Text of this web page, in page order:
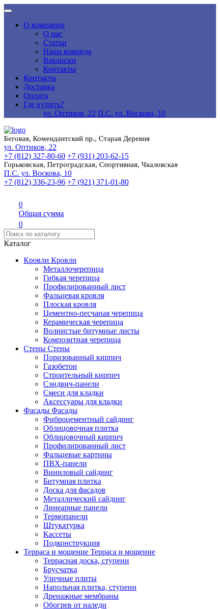
О компании
О нас
Статьи
Наша команда
Вакансии
Контакты
Контакты
Доставка
Оплата
Где купить?
ул. Оптиков, 22 П.С. ул. Воскова, 10
Беговая, Комендантский пр., Старая Деревня
ул. Оптиков, 22
+7 (812) 327-80-60 +7 (931) 203-62-15
Горьковская, Петроградская, Спортивная, Чкаловская
П.С. ул. Воскова, 10
+7 (812) 336-23-96 +7 (921) 371-01-80
0
Общая сумма
0
Каталог
Кровли Кровли
Металлочерепица
Гибкая черепица
Профилированный лист
Фальцевая кровля
Плоская кровля
Цементно-песчаная черепица
Керамическая черепица
Волнистые битумные листы
Композитная черепица
Стены Стены
Поризованный кирпич
Газобетон
Строительный кирпич
Сэндвич-панели
Смеси для кладки
Аксессуары для кладки
Фасады Фасады
Фиброцементный сайдинг
Облицовочная плитка
Облицовочный кирпич
Профилированный лист
Фальцевые картины
ПВХ-панели
Виниловый сайдинг
Битумная плитка
Доска для фасадов
Металлический сайдинг
Линеарные панели
Термопанели
Штукатурка
Кассеты
Подконструкция
Терраса и мощение Терраса и мощение
Террасная доска, ступени
Брусчатка
Уличные плиты
Напольная плитка, ступени
Дренажные мембраны
Обогрев от наледи